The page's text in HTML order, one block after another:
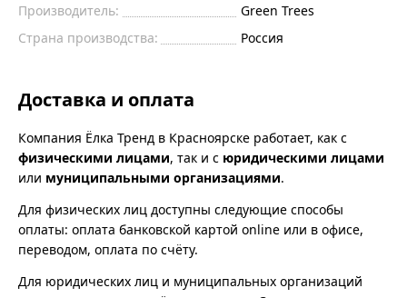
Производитель:
Green Trees
Страна производства:
Россия
Доставка и оплата
Компания Ёлка Тренд в Красноярске работает, как с
физическими лицами, так и с юридическими лицами
или муниципальными организациями.
Для физических лиц доступны следующие способы
оплаты: оплата банковской картой online или в офисе,
переводом, оплата по счёту.
Для юридических лиц и муниципальных организаций